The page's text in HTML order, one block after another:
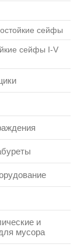
сейфы
сейфы I-V
и
мусора